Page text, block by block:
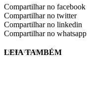
Compartilhar no facebook
Compartilhar no twitter
Compartilhar no linkedin
Compartilhar no whatsapp
EVINIS TALON
LEIA TAMBÉM